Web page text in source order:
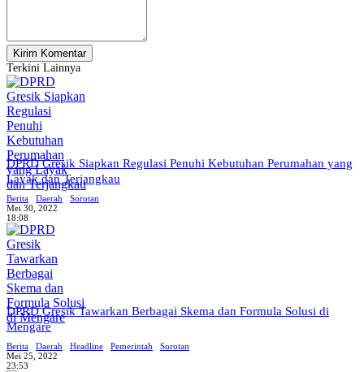
Terkini Lainnya
DPRD Gresik Siapkan Regulasi Penuhi Kebutuhan Perumahan yang
Layak dan Terjangkau
Berita Daerah
Sorotan
Mei 30, 2022
18:08
DPRD Gresik Tawarkan Berbagai Skema dan Formula Solusi di
Mengare
Berita Daerah Headline Pemerintah
Sorotan
Mei 25, 2022
23:53